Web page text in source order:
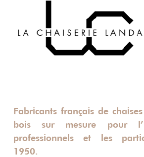
Fabricants français de
bois sur mesure pour
professionnels et les
1950.